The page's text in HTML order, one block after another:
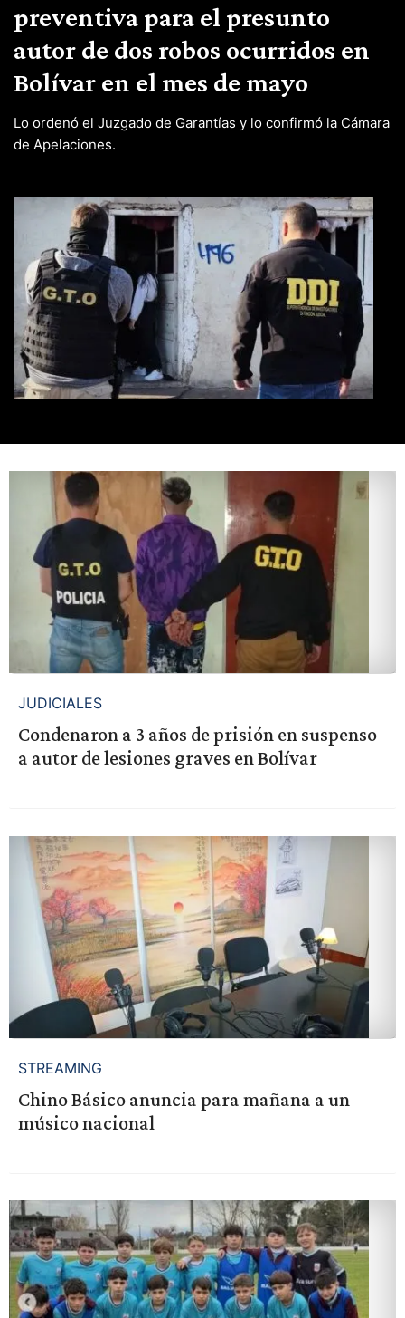
preventiva para el presunto
autor de dos robos ocurridos en
Bolívar en el mes de mayo
Lo ordenó el Juzgado de Garantías y lo confirmó la Cámara
de Apelaciones.
JUDICIALES
Condenaron a 3 años de prisión en suspenso
a autor de lesiones graves en Bolívar
STREAMING
Chino Básico anuncia para mañana a un
músico nacional